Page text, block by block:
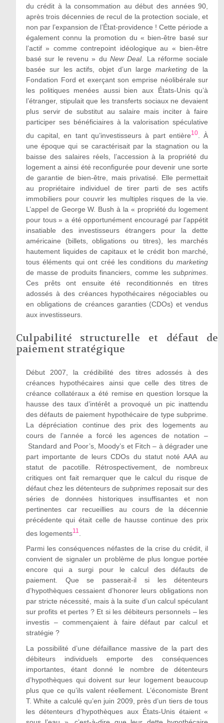
du crédit à la consommation au début des années 90,
après trois décennies de recul de la protection sociale, et
non par l’expansion de l’État-providence ! Cette période a
également connu la promotion du « bien-être basé sur
l’actif» commecontrepoint idéologique au « bien-être
basé sur le revenu» du New Deal. La réforme sociale
basée sur les actifs, objet d’un large marketingde la
Fondation Ford et exerçant son emprise néolibérale sur
les politiques menées aussi bien aux États-Unis qu’à
l’étranger, stipulait que les transferts sociaux ne devaient
plus servir de substitut au salaire mais inciter à faire
participer ses bénéficiaires à la valorisationspéculative
du capital, en tant qu’investisseurs à part entière10. À
une époque qui se caractérisait par la stagnation ou la
baisse des salaires réels, l’accession à la propriété du
logement a ainsi été reconfigurée pour devenir une sorte
de garantie de bien-être, mais privatisé. Elle permettait
au propriétaire individuel de tirer parti de ses actifs
immobiliers pour couvrir les multiples risques de la vie.
L’appel de George W. Bush à la « propriété du logement
pour tous» a étéopportunément encouragé par l’appétit
insatiable des investisseurs étrangers pour la dette
américaine (billets, obligations ou titres), les marchés
hautement liquides de capitaux et le crédit bon marché,
tous éléments qui ont créé les conditions dumarketing
de masse de produits financiers, comme lessubprimes
Ces prêts ont ensuite été reconditionnés en titres
adossés à des créances hypothécaires négociables ou
en obligations de créances garanties (CDOs) et vendus
aux investisseurs.
Culpabilité structurelle et défaut de
paiement stratégique
Début 2007, la crédibilité des titres adossés à des
créances hypothécaires ainsi que celle des titres de
créance collatéraux a été remise en question lorsque la
hausse des taux d’intérêt a provoqué un pic inattendu
des défauts de paiement hypothécaire de type subprime.
La dépréciation continue des prix des logements au
cours de l’année a forcé les agences de notation –
Standard and Poor’s, Moody’s et Fitch – à dégrader une
part importante de leurs CDOs du statut noté AAA au
statut de pacotille. Rétrospectivement, de nombreux
critiques ont fait remarquer que le calcul du risque de
défaut chez les détenteurs desubprimes reposait sur des
séries de données historiques insuffisantes et non
pertinentes car recueillies au cours de la décennie
précédente qui était celle de hausse continue des prix
des logements11
Parmi les conséquences néfastes de la crise du crédit, il
convient de signaler un problème de plus longue portée
encore qui a surgi pour le calcul des défauts de
paiement. Que se passerait-il si les détenteurs
d’hypothèques cessaient d’honorer leurs obligations non
par stricte nécessité, mais à la suite d’un calcul spéculant
sur profits et pertes ? Et si les débiteurs personnels – les
investis – commençaient à faire défaut par calcul et
stratégie ?
La possibilité d’une défaillance massive de la part des
débiteurs individuels emporte des conséquences
importantes, étant donné le nombre de détenteurs
d’hypothèques qui doivent sur leur logement beaucoup
plus que ce qu’ils valent réellement. L’économiste Brent
T. White a calculé qu’en juin 2009, près d’un tiers de tous
les détenteurs d’hypothèques aux États-Unis étaient «